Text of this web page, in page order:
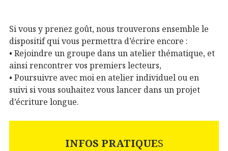
Si vous y prenez goût, nous trouverons ensemble le
dispositif qui vous permettra d’écrire encore :
• Rejoindre un groupe dans un atelier thématique, et
ainsi rencontrer vos premiers lecteurs,
• Poursuivre avec moi en atelier individuel ou en
suivi si vous souhaitez vous lancer dans un projet
d’écriture longue.
INFOS PRATIQUES